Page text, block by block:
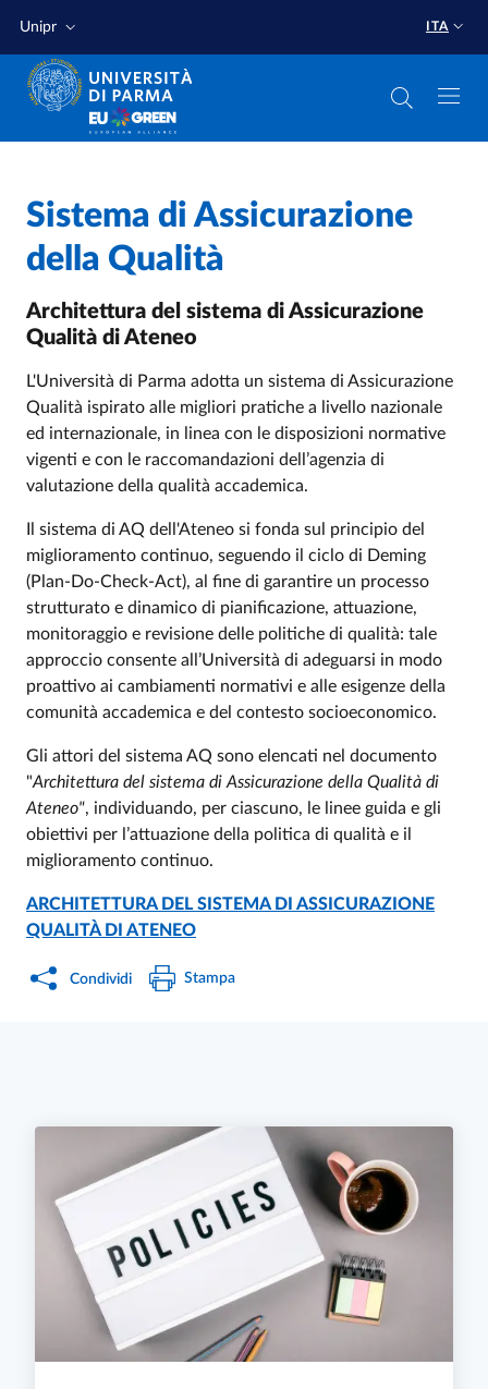
Unipr ITA
Home /
Assicurazione Qualità
Sistema di Assicurazione
della Qualità
Architettura del sistema di Assicurazione
Qualità di Ateneo
L'Università di Parma adotta un sistema di Assicurazione
Qualità ispirato alle migliori pratiche a livello nazionale
ed internazionale, in linea con le disposizioni normative
vigenti e con le raccomandazioni dell’agenzia di
valutazione della qualità accademica.
Il sistema di AQ dell'Ateneo si fonda sul principio del
miglioramento continuo, seguendo il ciclo di Deming
(Plan-Do-Check-Act), al fine di garantire un processo
strutturato e dinamico di pianificazione, attuazione,
monitoraggio e revisione delle politiche di qualità: tale
approccio consente all’Università di adeguarsi in modo
proattivo ai cambiamenti normativi e alle esigenze della
comunità accademica e del contesto socioeconomico.
Gli attori del sistema AQ sono elencati nel documento
"Architettura del sistema di Assicurazione della Qualità di
Ateneo", individuando, per ciascuno, le linee guida e gli
obiettivi per l’attuazione della politica di qualità e il
miglioramento continuo.
ARCHITETTURA DEL SISTEMA DI ASSICURAZIONE
QUALITÀ DI ATENEO
Condividi Stampa